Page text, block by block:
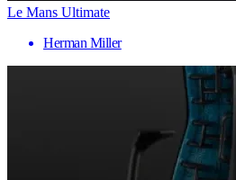
Le Mans Ultimate
Herman Miller